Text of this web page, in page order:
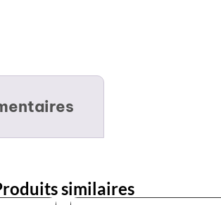
similaires